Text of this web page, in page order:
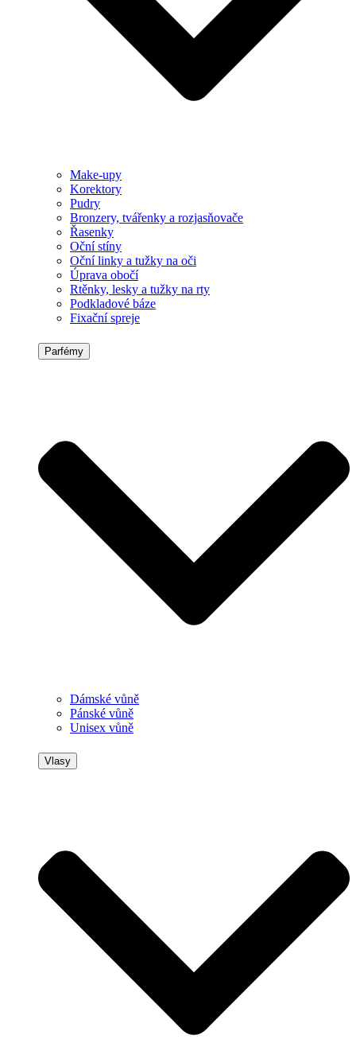
Make-upy
Korektory
Pudry
Bronzery, tvářenky a rozjasňovače
Řasenky
Oční stíny
Oční linky a tužky na oči
Úprava obočí
Rtěnky, lesky a tužky na rty
Podkladové báze
Fixační spreje
Parfémy
Dámské vůně
Pánské vůně
Unisex vůně
Vlasy